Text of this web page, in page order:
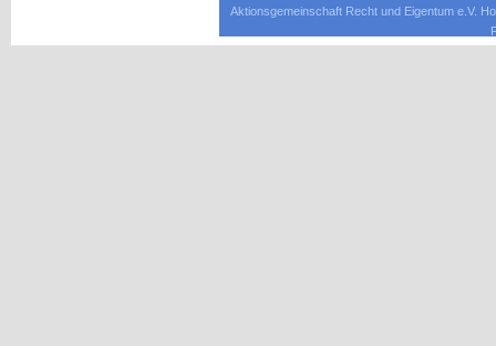
Aktionsgemeinschaft Recht und Eigentum e.V.